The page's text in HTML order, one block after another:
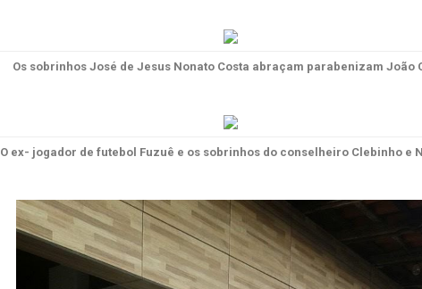
Os sobrinhos José de Jesus Nonato Costa abraçam parabenizam João
O ex- jogador de futebol Fuzuê e os sobrinhos do conselheiro Clebinho e